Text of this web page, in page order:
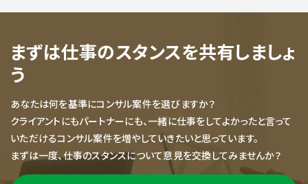
まずは仕事のスタンスを共有しましょ
う
あなたは何を基準にコンサル案件を選びますか？
クライアントにもパートナーにも、一緒に仕事をしてよかったと言って
いただけるコンサル案件を増やしていきたいと思っています。
まずは一度、仕事のスタンスについて意見を交換してみませんか？